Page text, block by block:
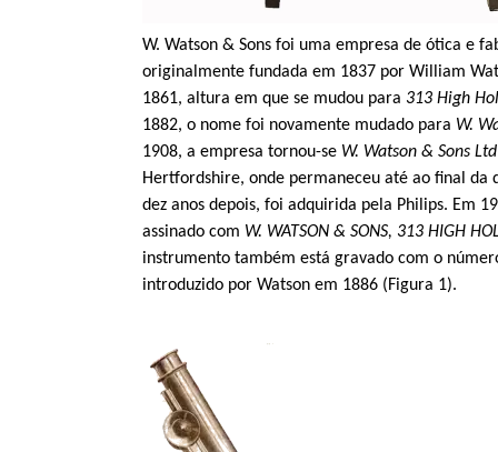
W. Watson & Sons foi uma empresa de ótica e
originalmente fundada em 1837 por William
1861, altura em que se mudou para 313 High
1882, o nome foi novamente mudado para W.
1908, a empresa tornou-se W. Watson & Sons Ltd
Hertfordshire, onde permaneceu até ao final da
dez anos depois, foi adquirida pela Philips. Em
assinado com W. WATSON & SONS, 313 HIGH
instrumento também está gravado com o
introduzido por Watson em 1886 (Figura 1).